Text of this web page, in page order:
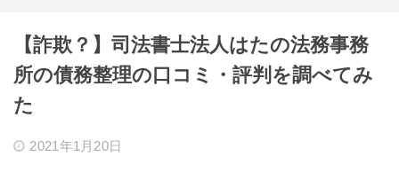
【詐欺？】司法書士法人はたの法務事務
所の債務整理の口コミ・評判を調べてみ
た
2021年1月20日